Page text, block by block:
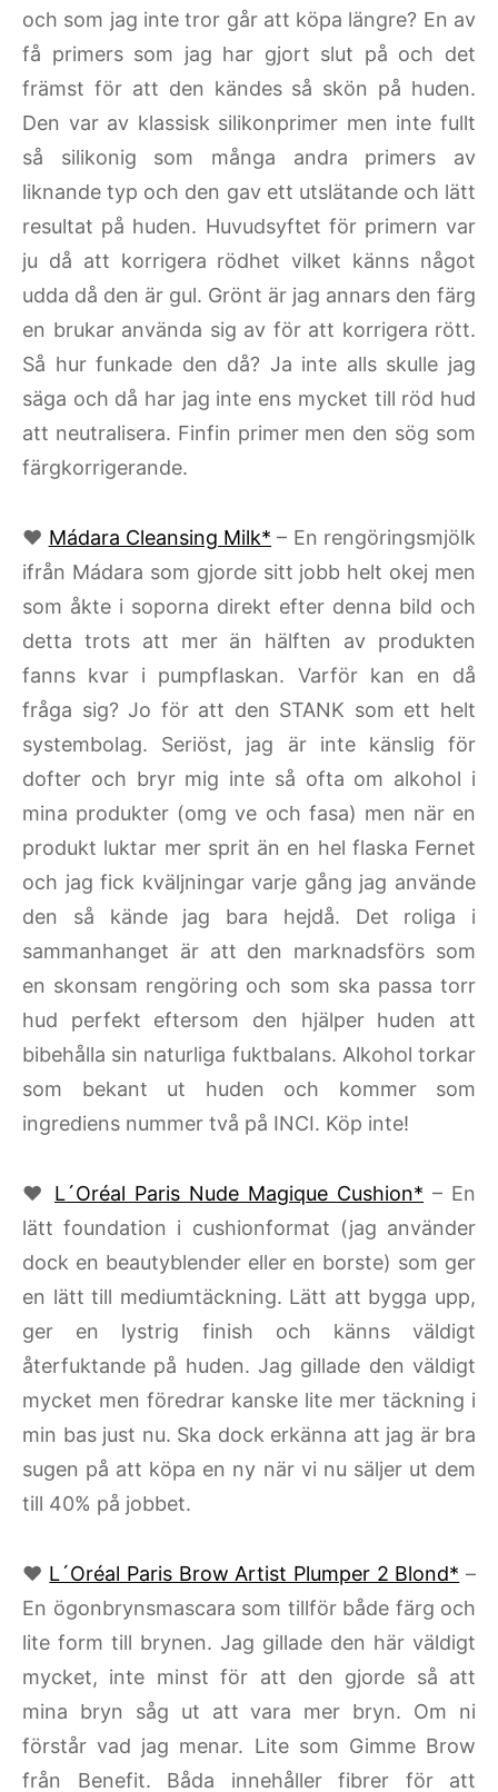
och som jag inte tror går att köpa längre? En av
få primers som jag har gjort slut på och det
främst för att den kändes så skön på huden.
Den var av klassisk silikonprimer men inte fullt
så silikonig som många andra primers av
liknande typ och den gav ett utslätande och lätt
resultat på huden. Huvudsyftet för primern var
ju då att korrigera rödhet vilket känns något
udda då den är gul. Grönt är jag annars den färg
en brukar använda sig av för att korrigera rött.
Så hur funkade den då? Ja inte alls skulle jag
säga och då har jag inte ens mycket till röd hud
att neutralisera. Finfin primer men den sög som
färgkorrigerande.
♥ Mádara Cleansing Milk* – En rengöringsmjölk
ifrån Mádara som gjorde sitt jobb helt okej men
som åkte i soporna direkt efter denna bild och
detta trots att mer än hälften av produkten
fanns kvar i pumpflaskan. Varför kan en då
fråga sig? Jo för att den STANK som ett helt
systembolag. Seriöst, jag är inte känslig för
dofter och bryr mig inte så ofta om alkohol i
mina produkter (omg ve och fasa) men när en
produkt luktar mer sprit än en hel flaska Fernet
och jag fick kväljningar varje gång jag använde
den så kände jag bara hejdå. Det roliga i
sammanhanget är att den marknadsförs som
en skonsam rengöring och som ska passa torr
hud perfekt eftersom den hjälper huden att
bibehålla sin naturliga fuktbalans. Alkohol torkar
som bekant ut huden och kommer som
ingrediens nummer två på INCI. Köp inte!
♥ L´Oréal Paris Nude Magique Cushion* – En
lätt foundation i cushionformat (jag använder
dock en beautyblender eller en borste) som ger
en lätt till mediumtäckning. Lätt att bygga upp,
ger en lystrig finish och känns väldigt
återfuktande på huden. Jag gillade den väldigt
mycket men föredrar kanske lite mer täckning i
min bas just nu. Ska dock erkänna att jag är bra
sugen på att köpa en ny när vi nu säljer ut dem
till 40% på jobbet.
♥ L´Oréal Paris Brow Artist Plumper 2 Blond* –
En ögonbrynsmascara som tillför både färg och
lite form till brynen. Jag gillade den här väldigt
mycket, inte minst för att den gjorde så att
mina bryn såg ut att vara mer bryn. Om ni
förstår vad jag menar. Lite som Gimme Brow
från Benefit. Båda innehåller fibrer för att